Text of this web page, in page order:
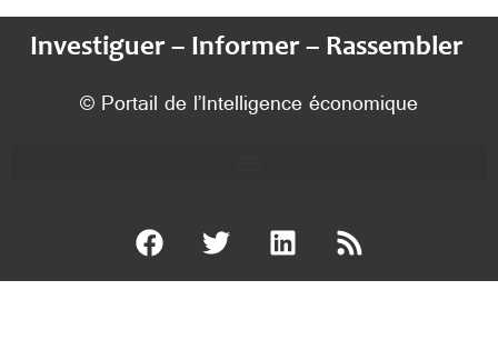
Investiguer – Informer – Rassembler
© Portail de l’Intelligence économique